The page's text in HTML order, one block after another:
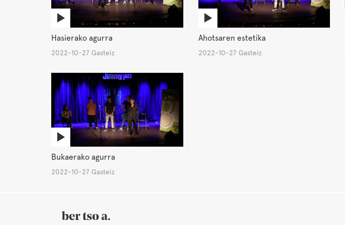
Hasierako agurra
2022-10-27 Gasteiz
Ahotsaren estetika
2022-10-27 Gasteiz
Bukaerako agurra
2022-10-27 Gasteiz